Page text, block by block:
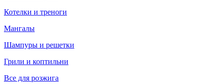
Котелки и треноги
Мангалы
Шампуры и решетки
Грили и коптильни
Все для розжига